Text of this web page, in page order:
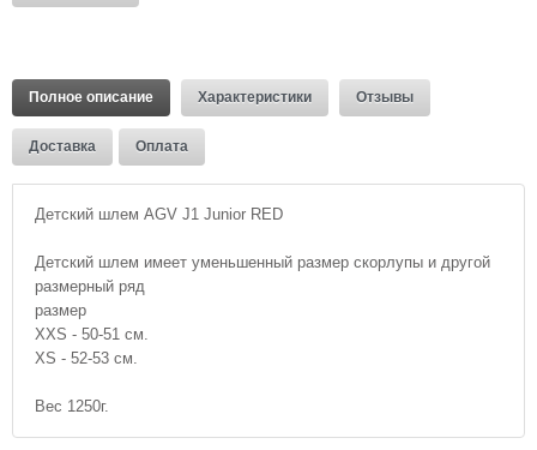
Полное описание Характеристики Отзывы
Доставка Оплата
Детский шлем AGV J1 Junior RED
Детский шлем имеет уменьшенный размер скорлупы и другой
размерный ряд
размер
XXS - 50-51 см.
XS - 52-53 см.
Вес 1250г.